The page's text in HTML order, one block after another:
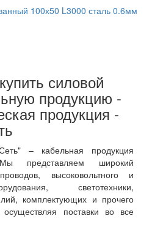
100х50 L3000 сталь 0.6мм
силовой
продукцию -
продукция -
– кабельная продукция
представляем широкий
высоковольтного и
светотехники,
комплектующих и прочего
осуществляя поставки во все